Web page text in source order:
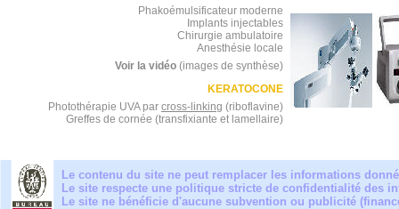
Le contenu du site ne peut remplacer les informations
Le site respecte une politique stricte de confidentialité des
Le site ne bénéficie d'aucune subvention ou publicité
Phakoémulsificateur moderne
Implants injectables
Chirurgie ambulatoire
Anesthésie locale
Voir la vidéo (images de synthèse)
KERATOCONE
Photothérapie UVA par cross-linking (riboflavine)
Greffes de cornée (transfixiante et lamellaire)